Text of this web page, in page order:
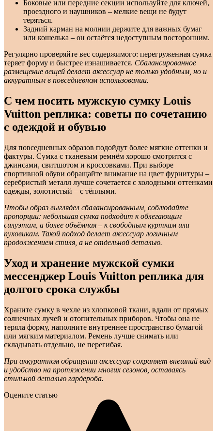
Боковые или передние секции используйте для ключей,
проездного и наушников – мелкие вещи не будут
теряться.
Задний карман на молнии держите для важных бумаг
или кошелька – он остаётся недоступным посторонним.
Регулярно проверяйте вес содержимого: перегруженная сумка
теряет форму и быстрее изнашивается. Сбалансированное
размещение вещей делает аксессуар не только удобным, но и
аккуратным в повседневном использовании.
С чем носить мужскую сумку Louis
Vuitton реплика: советы по сочетанию
с одеждой и обувью
Для повседневных образов подойдут более мягкие оттенки и
фактуры. Сумка с тканевым ремнём хорошо смотрится с
джинсами, свитшотом и кроссовками. При выборе
спортивной обуви обращайте внимание на цвет фурнитуры –
серебристый металл лучше сочетается с холодными оттенками
одежды, золотистый – с тёплыми.
Чтобы образ выглядел сбалансированным, соблюдайте
пропорции: небольшая сумка подходит к облегающим
силуэтам, а более объёмная – к свободным курткам или
пуховикам. Такой подход делает аксессуар логичным
продолжением стиля, а не отдельной деталью.
Уход и хранение мужской сумки
мессенджер Louis Vuitton реплика для
долгого срока службы
Храните сумку в чехле из хлопковой ткани, вдали от прямых
солнечных лучей и отопительных приборов. Чтобы она не
теряла форму, наполните внутреннее пространство бумагой
или мягким материалом. Ремень лучше снимать или
складывать отдельно, не перегибая.
При аккуратном обращении аксессуар сохраняет внешний вид
и удобство на протяжении многих сезонов, оставаясь
стильной деталью гардероба.
Оцените статью